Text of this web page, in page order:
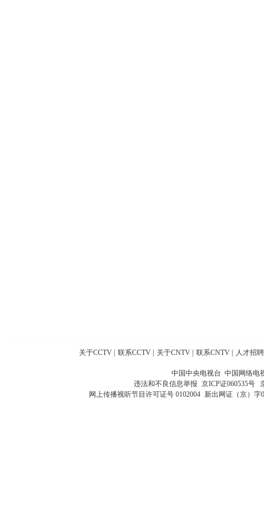
关于CCTV 联系CCTV 关于CNTV 联系CNTV 人才招聘
中国中央电视台 中国网络电
违法和不良信息举报 京ICP证060535号
网上传播视听节目许可证号 0102004 新出网证（京）